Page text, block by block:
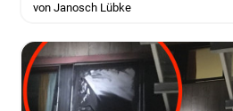
von Janosch Lübke